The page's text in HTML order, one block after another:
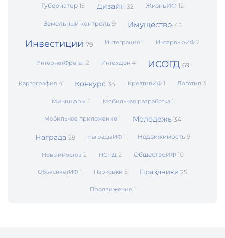
Губернатор 15 Дизайн 32 ЖизньИФ 12
Земельный контроль 9 Имущество 45
Инвестиции 79 Интеграция 1 ИнтервьюИФ 2
ИнтернетФрегат 2 ИнтехДон 4 ИСОГД 69
Картография 4 Конкурс 34 КреативИФ 1 Логотип 3
Минцифры 5 Мобильная разработка 1
Мобильное приложение 1 Молодежь 34
Награда 29 НаградыИФ 1 Недвижимость 9
НовыйРостов 2 НСПД 2 ОбществоИФ 10
ОбъясняетИФ 1 Парковки 5 Праздники 25
Продвижение 1